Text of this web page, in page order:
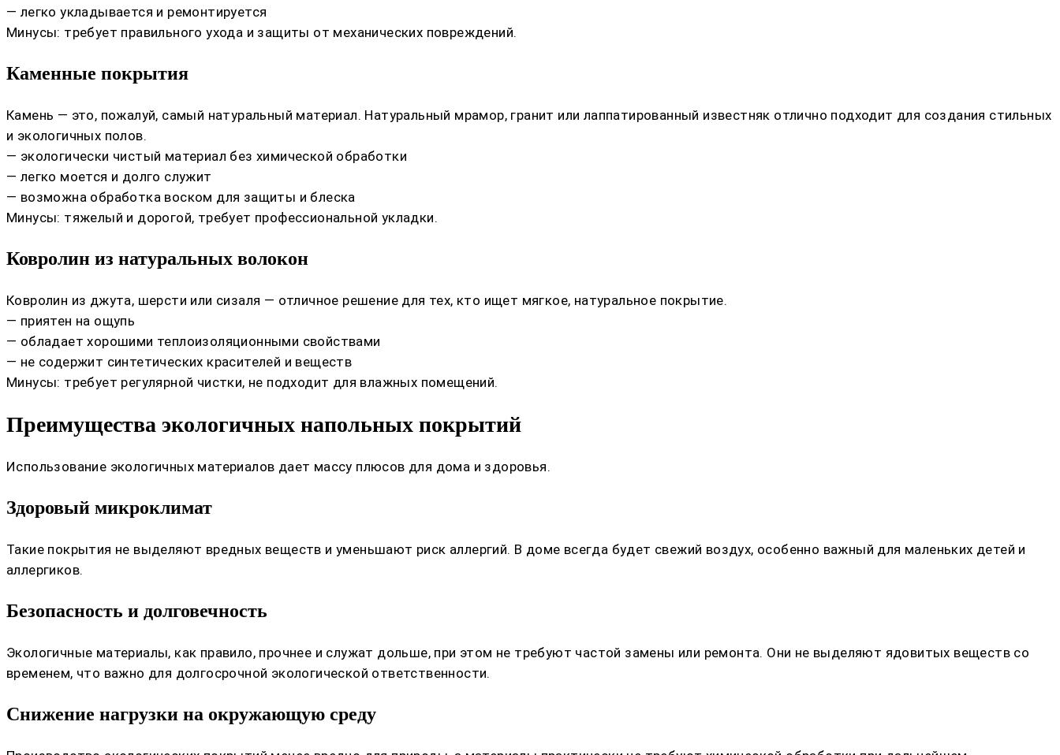
— легко укладывается и ремонтируется
Минусы: требует правильного ухода и защиты от механических повреждений.
Каменные покрытия
Камень — это, пожалуй, самый натуральный материал. Натуральный мрамор, гранит или лаппатированный известняк отлично подходит для создания стильных
и экологичных полов.
— экологически чистый материал без химической обработки
— легко моется и долго служит
— возможна обработка воском для защиты и блеска
Минусы: тяжелый и дорогой, требует профессиональной укладки.
Ковролин из натуральных волокон
Ковролин из джута, шерсти или сизаля — отличное решение для тех, кто ищет мягкое, натуральное покрытие.
— приятен на ощупь
— обладает хорошими теплоизоляционными свойствами
— не содержит синтетических красителей и веществ
Минусы: требует регулярной чистки, не подходит для влажных помещений.
Преимущества экологичных напольных покрытий
Использование экологичных материалов дает массу плюсов для дома и здоровья.
Здоровый микроклимат
Такие покрытия не выделяют вредных веществ и уменьшают риск аллергий. В доме всегда будет свежий воздух, особенно важный для маленьких детей и
аллергиков.
Безопасность и долговечность
Экологичные материалы, как правило, прочнее и служат дольше, при этом не требуют частой замены или ремонта. Они не выделяют ядовитых веществ со
временем, что важно для долгосрочной экологической ответственности.
Снижение нагрузки на окружающую среду